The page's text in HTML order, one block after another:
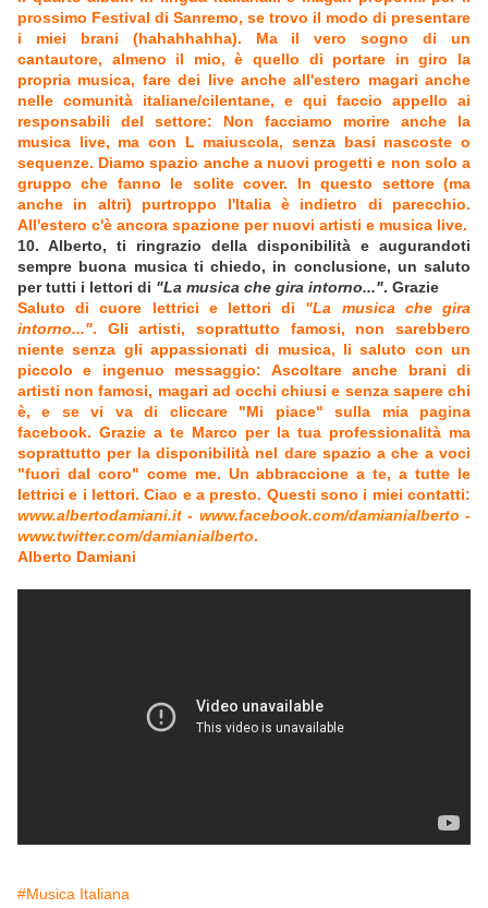
prossimo Festival di Sanremo, se trovo il modo di presentare
i miei brani (hahahhahha). Ma il vero sogno di un
cantautore, almeno il mio, è quello di portare in giro la
propria musica, fare dei live anche all'estero magari anche
nelle comunità italiane/cilentane, e qui faccio appello ai
responsabili del settore: Non facciamo morire anche la
musica live, ma con L maiuscola, senza basi nascoste o
sequenze. Diamo spazio anche a nuovi progetti e non solo a
gruppo che fanno le solite cover. In questo settore (ma
anche in altri) purtroppo l'Italia è indietro di parecchio.
All'estero c'è ancora spazione per nuovi artisti e musica live.
10. Alberto, ti ringrazio della disponibilità e augurandoti
sempre buona musica ti chiedo, in conclusione, un saluto
per tutti i lettori di "La musica che gira intorno...". Grazie
Saluto di cuore lettrici e lettori di "La musica che gira
intorno...". Gli artisti, soprattutto famosi, non sarebbero
niente senza gli appassionati di musica, li saluto con un
piccolo e ingenuo messaggio: Ascoltare anche brani di
artisti non famosi, magari ad occhi chiusi e senza sapere chi
è, e se vi va di cliccare "Mi piace" sulla mia pagina
facebook. Grazie a te Marco per la tua professionalità ma
soprattutto per la disponibilità nel dare spazio a che a voci
"fuori dal coro" come me. Un abbraccione a te, a tutte le
lettrici e i lettori. Ciao e a presto. Questi sono i miei contatti:
www.albertodamiani.it - www.facebook.com/damianialberto -
www.twitter.com/damianialberto.
Alberto Damiani
#Musica Italiana